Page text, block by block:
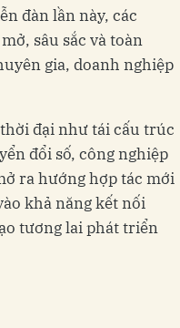
đàn lần này, các
sâu sắc và toàn
gia, doanh nghiệp
đại như tái cấu trúc
đổi số, công nghiệp
ra hướng hợp tác mới
khả năng kết nối
tương lai phát triển